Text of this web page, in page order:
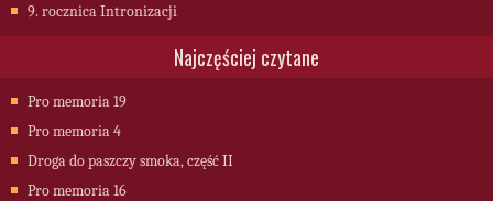
9. rocznica Intronizacji
Najczęściej czytane
Pro memoria 19
Pro memoria 4
Droga do paszczy smoka, część II
Pro memoria 16